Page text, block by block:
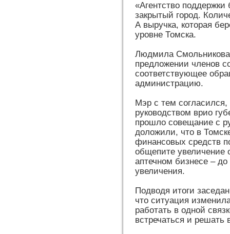
«Агентство
закрытый город.
А выручка, которая
уровне Томска.
Людмила
предложении членов
соответствующее
администрацию.
Мэр с тем согласился,
руководством врио
прошло совещание с
доложили, что в
финансовых средств
общепите увеличение
аптечном бизнесе –
увеличения.
Подводя итоги
что ситуация
работать в одной
встречаться и решать